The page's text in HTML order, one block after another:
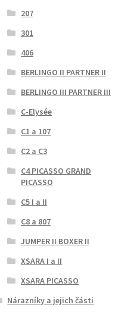
207
301
406
BERLINGO II PARTNER II
BERLINGO III PARTNER III
C-Elysée
C1 a 107
C2 a C3
C4 PICASSO GRAND
PICASSO
C5 I a II
C8 a 807
JUMPER II BOXER II
XSARA I a II
XSARA PICASSO
Nárazníky a jejich části